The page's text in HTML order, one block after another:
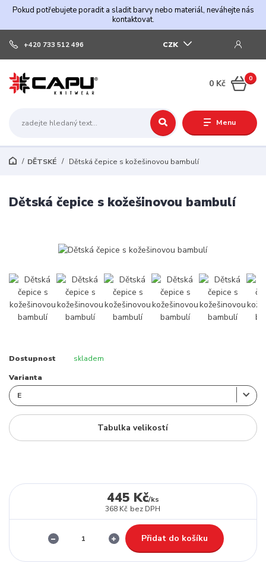
Pokud potřebujete poradit a sladit barvy nebo materiál, neváhejte nás
kontaktovat.
Menu
CZK
+420 733 512 496
0
0 Kč
DĚTSKÉ Dětská čepice s kožešinovou bambulí
Dětská čepice s kožešinovou bambulí
Dostupnost skladem
Varianta
Tabulka velikostí
445 Kč/ks
368 Kč bez DPH
Přidat do košíku